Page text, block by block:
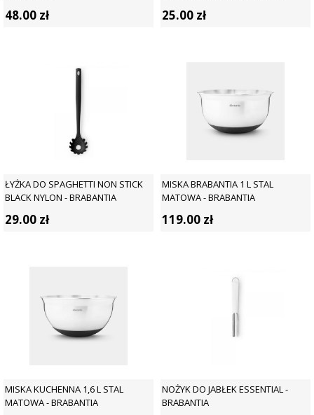
48.00 zł 25.00 zł
ŁYŻKA DO SPAGHETTI NON STICK
BLACK NYLON - BRABANTIA
29.00 zł
MISKA BRABANTIA 1 L STAL
MATOWA - BRABANTIA
119.00 zł
MISKA KUCHENNA 1,6 L STAL
MATOWA - BRABANTIA
NOŻYK DO JABŁEK ESSENTIAL -
BRABANTIA